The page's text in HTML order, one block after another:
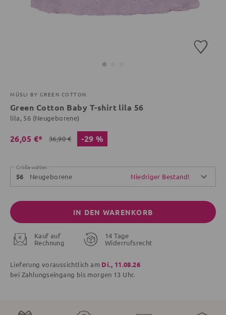
MÜSLI BY GREEN COTTON
Green Cotton Baby T-shirt lila 56
lila, 56 (Neugeborene)
26,05 €* 36,90 € -29 %
Größe wählen
56 Neugeborene Niedriger Bestand!
IN DEN WARENKORB
Kauf auf
Rechnung
14 Tage
Widerrufsrecht
Lieferung voraussichtlich am Di., 11.08.26
bei Zahlungseingang bis morgen 13 Uhr.